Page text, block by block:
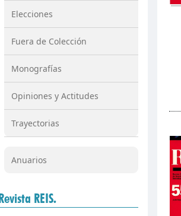
Elecciones
Fuera de Colección
Monografías
Opiniones y Actitudes
Trayectorias
Anuarios
REIS.